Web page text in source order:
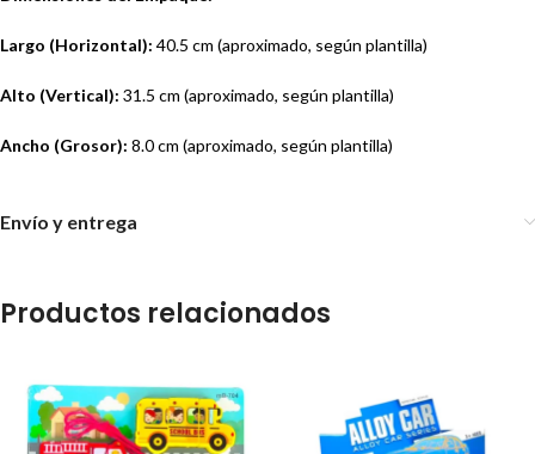
Largo (Horizontal): 40.5 cm (aproximado, según plantilla)
Alto (Vertical): 31.5 cm (aproximado, según plantilla)
Ancho (Grosor): 8.0 cm (aproximado, según plantilla)
Envío y entrega
Productos relacionados